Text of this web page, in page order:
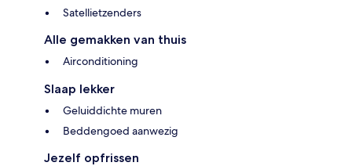
Satellietzenders
Alle gemakken van thuis
Airconditioning
Slaap lekker
Geluiddichte muren
Beddengoed aanwezig
Jezelf opfrissen